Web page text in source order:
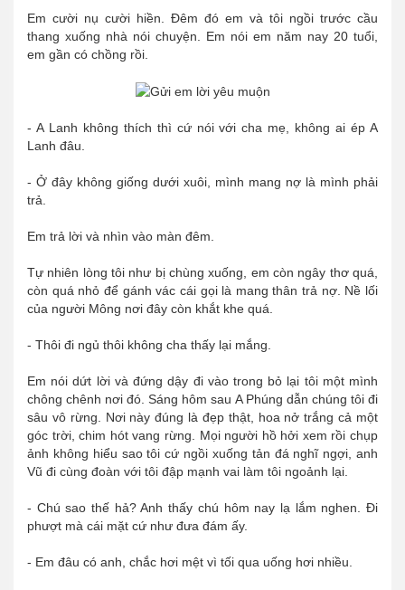
Em cười nụ cười hiền. Đêm đó em và tôi ngồi trước cầu
thang xuống nhà nói chuyện. Em nói em năm nay 20 tuổi,
em gần có chồng rồi.
- A Lanh không thích thì cứ nói với cha mẹ, không ai ép A
Lanh đâu.
- Ở đây không giống dưới xuôi, mình mang nợ là mình phải
trả.
Em trả lời và nhìn vào màn đêm.
Tự nhiên lòng tôi như bị chùng xuống, em còn ngây thơ quá,
còn quá nhỏ để gánh vác cái gọi là mang thân trả nợ. Nề lối
của người Mông nơi đây còn khắt khe quá.
- Thôi đi ngủ thôi không cha thấy lại mắng.
Em nói dứt lời và đứng dậy đi vào trong bỏ lại tôi một mình
chông chênh nơi đó. Sáng hôm sau A Phúng dẫn chúng tôi đi
sâu vô rừng. Nơi này đúng là đẹp thật, hoa nở trắng cả một
góc trời, chim hót vang rừng. Mọi người hồ hởi xem rồi chụp
ảnh không hiểu sao tôi cứ ngồi xuống tản đá nghĩ ngợi, anh
Vũ đi cùng đoàn với tôi đập mạnh vai làm tôi ngoảnh lại.
- Chú sao thế hả? Anh thấy chú hôm nay lạ lắm nghen. Đi
phượt mà cái mặt cứ như đưa đám ấy.
- Em đâu có anh, chắc hơi mệt vì tối qua uống hơi nhiều.